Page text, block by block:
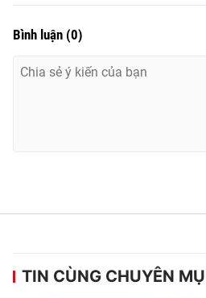
Bình luận (0)
TIN CÙNG CHUYÊN